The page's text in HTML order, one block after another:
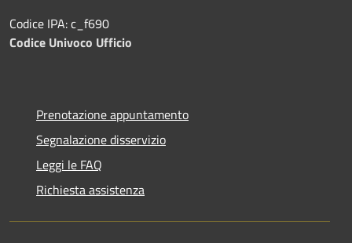
Codice IPA: c_f690
Codice Univoco Ufficio
Prenotazione appuntamento
Segnalazione disservizio
Leggi le FAQ
Richiesta assistenza